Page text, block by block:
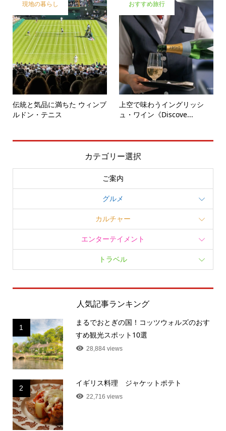
現地の暮らし
伝統と気品に満ちた ウィンブ
ルドン・テニス
おすすめ旅行
上空で味わうイングリッシ
ュ・ワイン《Discove...
カテゴリー選択
ご案内
グルメ
カルチャー
エンターテイメント
トラベル
人気記事ランキング
1
まるでおとぎの国！コッツウォルズのおす
すめ観光スポット10選
28,884 views
2
イギリス料理 ジャケットポテト
22,716 views